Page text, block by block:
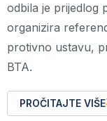
odbila je prijedlog
organizira
protivno ustavu,
BTA.
PROČITAJTE VIŠE